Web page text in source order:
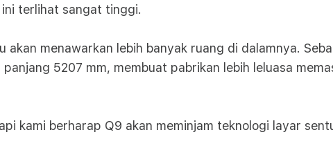
terlihat sangat tinggi.
menawarkan lebih banyak ruang di dalamnya.
5207 mm, membuat pabrikan lebih leluasa
kami berharap Q9 akan meminjam teknologi layar